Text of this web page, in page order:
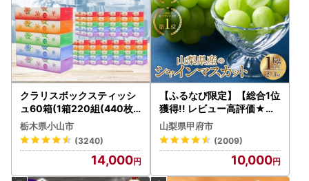
クラリスボックスティッシ
ュ60箱(1箱220組(440枚))
(5個入り×12セット)【配送
不可地域：離島・沖縄県】
【1256759】
栃木県小山市
(3240)
14,000
【ふるなび限定】【総合1位
獲得!! レビュー高評価★】
〈2026年度配送分〉山梨
県産 シャインマスカット 2
～3房（1.0kg以上）シャイ
ン フルーツ FN-Limited-S
P
山梨県甲府市
(2009)
10,000